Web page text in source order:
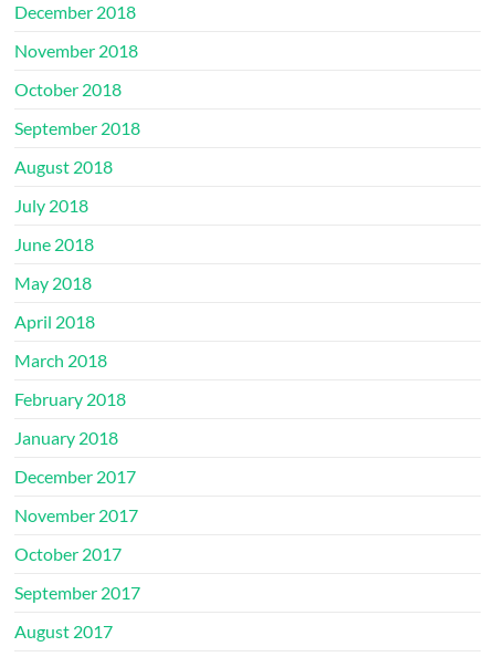
December 2018
November 2018
October 2018
September 2018
August 2018
July 2018
June 2018
May 2018
April 2018
March 2018
February 2018
January 2018
December 2017
November 2017
October 2017
September 2017
August 2017